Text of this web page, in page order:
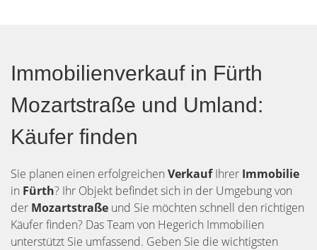
Immobilienverkauf in Fürth
Mozartstraße und Umland:
Käufer finden
Sie planen einen erfolgreichen VerkaufIhrer Immobilie
in Fürth? Ihr Objekt befindet sich in der Umgebung von
der Mozartstraße und Sie möchten schnell den richtigen
Käufer finden? Das Team von Hegerich Immobilien
unterstützt Sie umfassend. Geben Sie die wichtigsten